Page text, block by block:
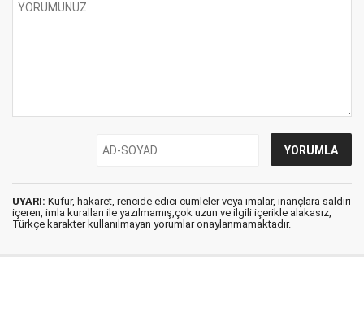
UYARI: Küfür, hakaret, rencide edici cümleler veya imalar, inançlara saldırı
içeren, imla kuralları ile yazılmamış,çok uzun ve ilgili içerikle alakasız,
Türkçe karakter kullanılmayan yorumlar onaylanmamaktadır.